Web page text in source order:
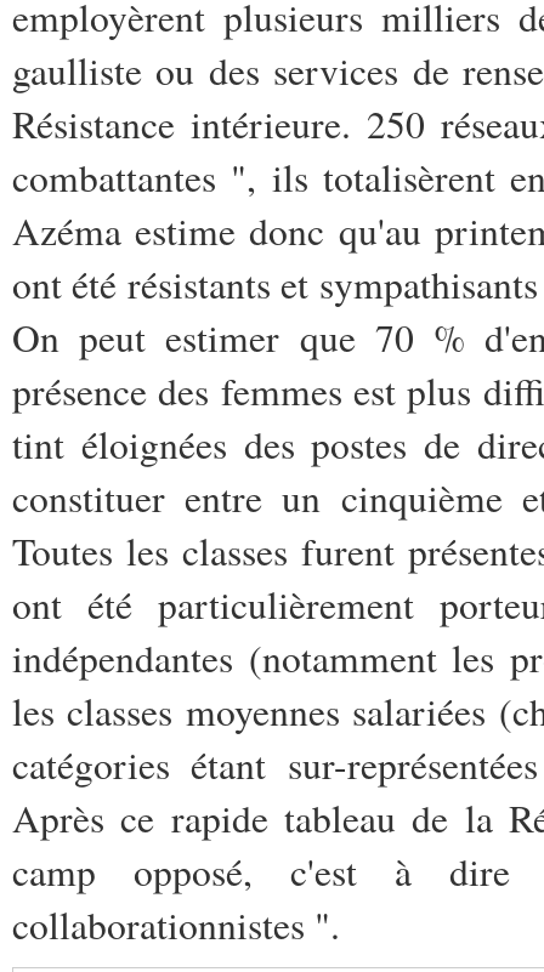
employèrent plusieurs milliers
gaulliste ou des services de
Résistance intérieure. 250
combattantes ", ils totalisèrent
Azéma estime donc qu'au
ont été résistants et
On peut estimer que 70 %
présence des femmes est plus
tint éloignées des postes de
constituer entre un cinquième
Toutes les classes furent
ont été particulièrement
indépendantes (notamment les
les classes moyennes salariées
catégories étant sur-
Après ce rapide tableau de la
camp opposé, c'est à
collaborationnistes ".